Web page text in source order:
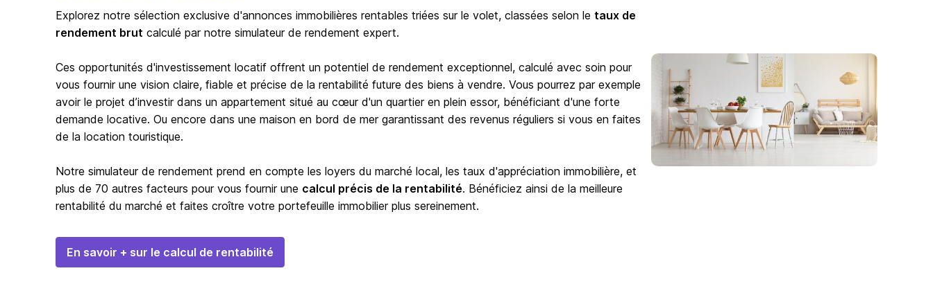
Explorez notre sélection exclusive d'annonces immobilières rentables triées sur le volet, classées selon le taux de
rendement brut calculé par notre simulateur de rendement expert.
Ces opportunités d'investissement locatif offrent un potentiel de rendement exceptionnel, calculé avec soin pour
vous fournir une vision claire, fiable et précise de la rentabilité future des biens à vendre. Vous pourrez par exemple
avoir le projet d’investir dans un appartement situé au cœur d'un quartier en plein essor, bénéficiant d'une forte
demande locative. Ou encore dans une maison en bord de mer garantissant des revenus réguliers si vous en faites
de la location touristique.
Notre simulateur de rendement prend en compte les loyers du marché local, les taux d'appréciation immobilière, et
plus de 70 autres facteurs pour vous fournir une calcul précis de la rentabilité. Bénéficiez ainsi de la meilleure
rentabilité du marché et faites croître votre portefeuille immobilier plus sereinement.
En savoir + sur le calcul de rentabilité